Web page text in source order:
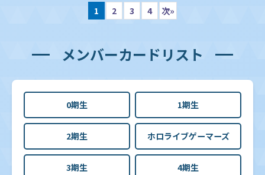
1 2 3 4 次»
メンバーカードリスト
0期生 1期生
2期生 ホロライブゲーマーズ
3期生 4期生